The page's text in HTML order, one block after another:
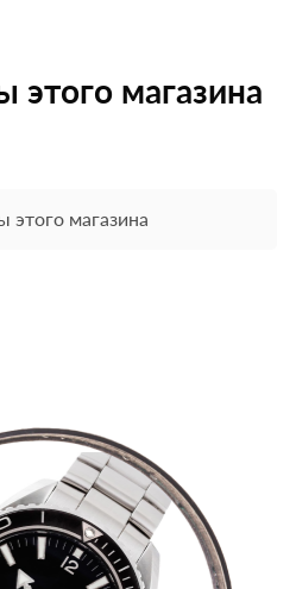
этого магазина
этого магазина